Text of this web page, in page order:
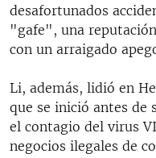
desafortunados
"gafe", una
con un arraigado
Li, además, lidió en
que se inició antes de
el contagio del virus
negocios ilegales de